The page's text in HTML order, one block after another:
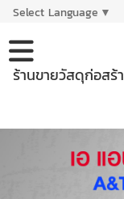
Select Language ▼
ร้านขายวัสดุก่อส